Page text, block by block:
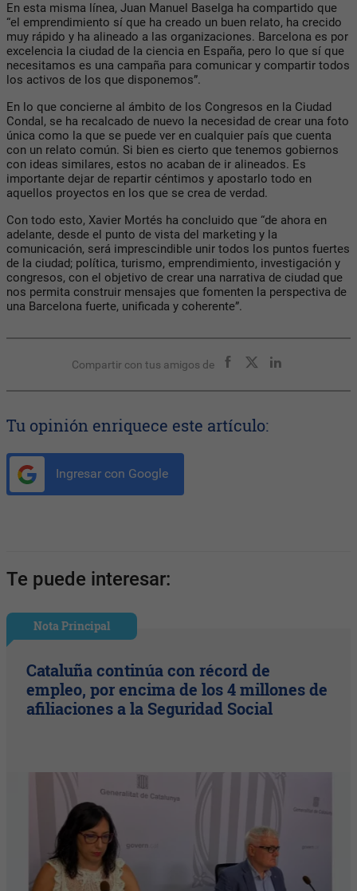
En esta misma línea, Juan Manuel Baselga ha compartido que
“el emprendimiento sí que ha creado un buen relato, ha crecido
muy rápido y ha alineado a las organizaciones. Barcelona es por
excelencia la ciudad de la ciencia en España, pero lo que sí que
necesitamos es una campaña para comunicar y compartir todos
los activos de los que disponemos”.
En lo que concierne al ámbito de los Congresos en la Ciudad
Condal, se ha recalcado de nuevo la necesidad de crear una foto
única como la que se puede ver en cualquier país que cuenta
con un relato común. Si bien es cierto que tenemos gobiernos
con ideas similares, estos no acaban de ir alineados. Es
importante dejar de repartir céntimos y apostarlo todo en
aquellos proyectos en los que se crea de verdad.
Con todo esto, Xavier Mortés ha concluido que “de ahora en
adelante, desde el punto de vista del marketing y la
comunicación, será imprescindible unir todos los puntos fuertes
de la ciudad; política, turismo, emprendimiento, investigación y
congresos, con el objetivo de crear una narrativa de ciudad que
nos permita construir mensajes que fomenten la perspectiva de
una Barcelona fuerte, unificada y coherente”.
Compartir con tus amigos de
Tu opinión enriquece este artículo:
Ingresar con Google
Te puede interesar:
Nota Principal
Cataluña continúa con récord de
empleo, por encima de los 4 millones de
afiliaciones a la Seguridad Social